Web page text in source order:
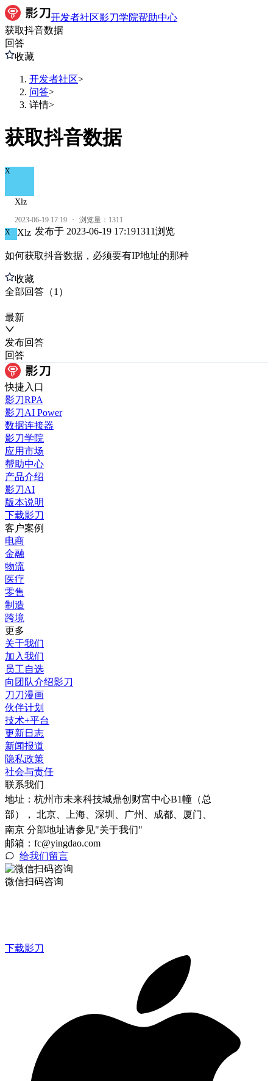
开发者社区影刀学院帮助中心
获取抖音数据
回答
收藏
开发者社区>
问答>
详情>
获取抖音数据
X
Xlz
2023-06-19 17:19 · 浏览量： 1311
X
Xlz 发布于 2023-06-19 17:191311浏览
如何获取抖音数据，必须要有IP地址的那种
收藏
全部回答 （1 ）
最新
发布回答
回答
快捷入口
影刀RPA
影刀AI Power
数据连接器
影刀学院
应用市场
帮助中心
产品介绍
影刀AI
版本说明
下载影刀
客户案例
电商
金融
物流
医疗
零售
制造
跨境
更多
关于我们
加入我们
员工自选
向团队介绍影刀
刀刀漫画
伙伴计划
技术+平台
更新日志
新闻报道
隐私政策
社会与责任
联系我们
地址： 杭州市未来科技城鼎创财富中心B1幢（总
部）， 北京、上海、深圳、广州、成都、厦门、
南京 分部地址请参见"关于我们"
邮箱：fc@yingdao.com
给我们留言
微信扫码咨询
下载影刀